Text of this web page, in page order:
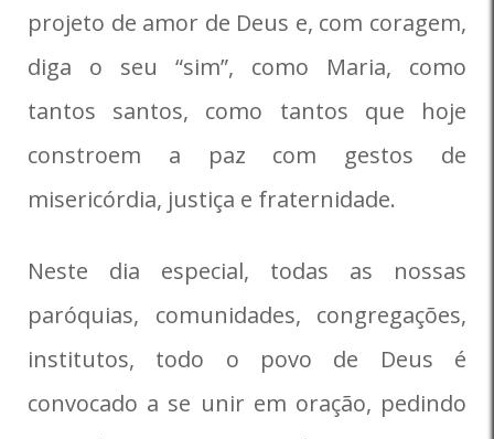
projeto de amor de Deus e, com coragem,
diga o seu “sim”, como Maria, como
tantos santos, como tantos que hoje
constroem a paz com gestos de
misericórdia, justiça e fraternidade.
Neste dia especial, todas as nossas
paróquias, comunidades, congregações,
institutos, todo o povo de Deus é
convocado a se unir em oração, pedindo